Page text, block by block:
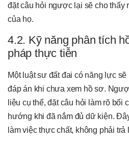
đặt câu hỏi ngược lại sẽ cho thấy
của họ.
4.2. Kỹ năng phân tích
pháp thực tiễn
Một luật sư đất đai có năng lực
đáp án khi chưa xem hồ sơ.
liệu cụ thể, đặt câu hỏi làm rõ bối
hướng khi đã nắm đủ dữ kiện.
làm việc thực chất, không phải